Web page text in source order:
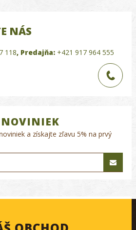
NÁS
118, Predajňa: +421 917 964 555
a získajte zľavu 5% na prvý